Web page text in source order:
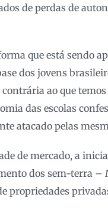
de perdas de
que está sendo
dos jovens
ao que
das escolas
atacado pelas
de mercado, a
dos sem-terra
propriedades